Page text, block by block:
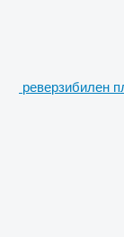
реверзибилен